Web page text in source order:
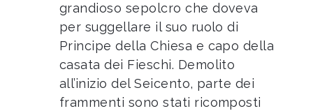
grandioso sepolcro che doveva
per suggellare il suo ruolo di
Principe della Chiesa e capo della
casata dei Fieschi. Demolito
all’inizio del Seicento, parte dei
frammenti sono stati ricomposti